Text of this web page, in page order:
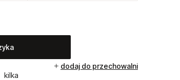
dodaj do przechowalni
kilka